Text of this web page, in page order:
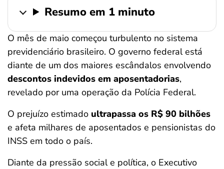
Resumo em 1 minuto
O mês de maio começou turbulento no sistema
previdenciário brasileiro. O governo federal está
diante de um dos maiores escândalos envolvendo
descontos indevidos em aposentadorias,
revelado por uma operação da Polícia Federal.
O prejuízo estimado ultrapassa os R$ 90 bilhões
e afeta milhares de aposentados e pensionistas do
INSS em todo o país.
Diante da pressão social e política, o Executivo